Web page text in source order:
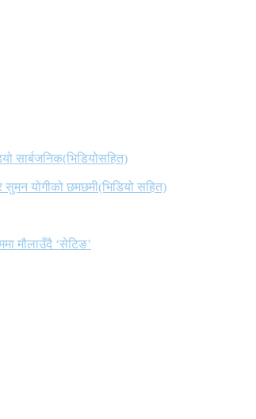
सार्बजनिक(भिडियोसहित)
सुमन योगीको छमछमी(भिडियो सहित)
मौलाउँदै ‘सेटिङ’